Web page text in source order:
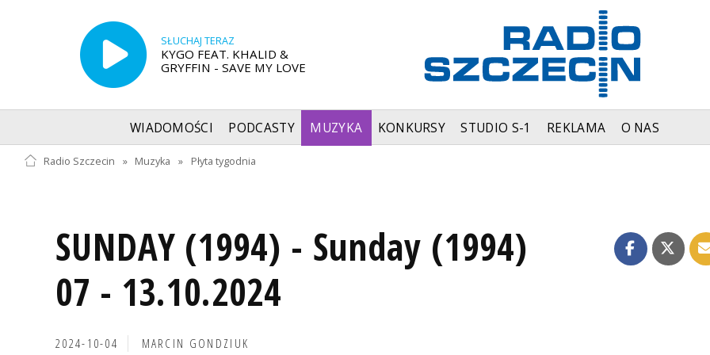
SŁUCHAJ TERAZ
KYGO FEAT. KHALID &
GRYFFIN - SAVE MY LOVE
WIADOMOŚCI PODCASTY MUZYKA KONKURSY STUDIO S-1 REKLAMA O NAS
Radio Szczecin » Muzyka » Płyta tygodnia
SUNDAY (1994) - Sunday (1994)
07 - 13.10.2024
2024-10-04 MARCIN GONDZIUK